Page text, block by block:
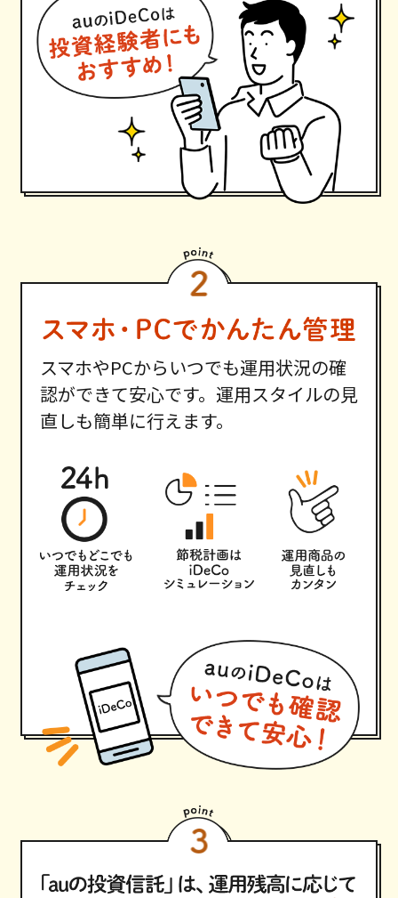
スマホやPCからいつでも運用状況の確
認ができて安心です。運用スタイルの見
直しも簡単に行えます。